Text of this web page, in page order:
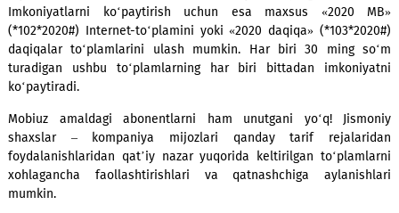
Hususan, yangi abonentlar Mobiuz ning oyiga kamida 30
abonent to‘loviga ega tarif rejalaridan biriga ulanib,
o‘yinda qatnashish uchun ilk imkoniyatni qo‘lga
Imkoniyatlarni ko‘paytirish uchun esa maxsus
daqiqalar to‘plamlarini ulash mumkin. Har biri 30 ming
turadigan ushbu to‘plamlarning har biri bittadan
ko‘paytiradi.
Mobiuz amaldagi abonentlarni ham unutgani yo‘q!